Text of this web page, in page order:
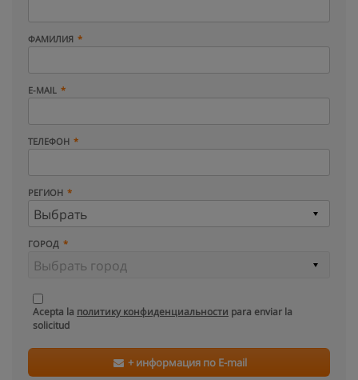
ФАМИЛИЯ
E-MAIL
ТЕЛЕФОН
РЕГИОН
ГОРОД
Acepta la политику конфиденциальности para enviar la
solicitud
+ информация по E-mail